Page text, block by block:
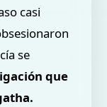
casi
se
que